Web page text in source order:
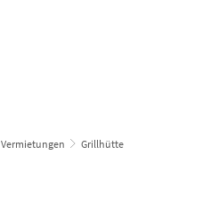
Vermietungen Grillhütte